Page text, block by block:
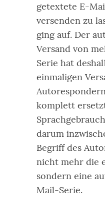
getextete E-
versenden zu
ging auf. Der
Versand von
Serie hat
einmaligen
komplett
darum
Begriff des
nicht mehr die
sondern eine
Mail-Serie.